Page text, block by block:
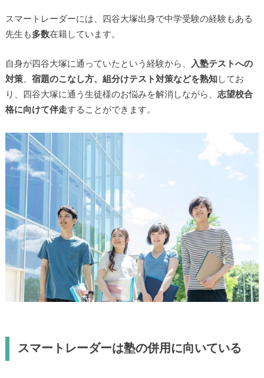
スマートレーダーには、四谷大塚出身で中学受験の経験もある
先生も 多数在籍しています。
自身が四谷大塚に通っていたという経験から、 入塾テストへの
対策、 宿題のこなし方、組分けテスト対策などを熟知 してお
り、四谷大塚に通う生徒様のお悩みを解消しながら、 志望校合
格に向けて伴走することができます。
スマートレーダーは塾の併用に向いている